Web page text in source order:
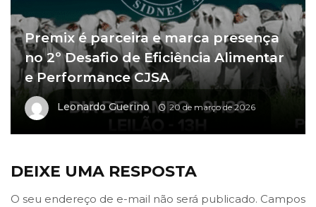
Premix é parceira e marca presença
no 2º Desafio de Eficiência Alimentar
e Performance CJSA
Leonardo Guerino 20 de março de 2026
DEIXE UMA RESPOSTA
O seu endereço de e-mail não será publicado. Campos